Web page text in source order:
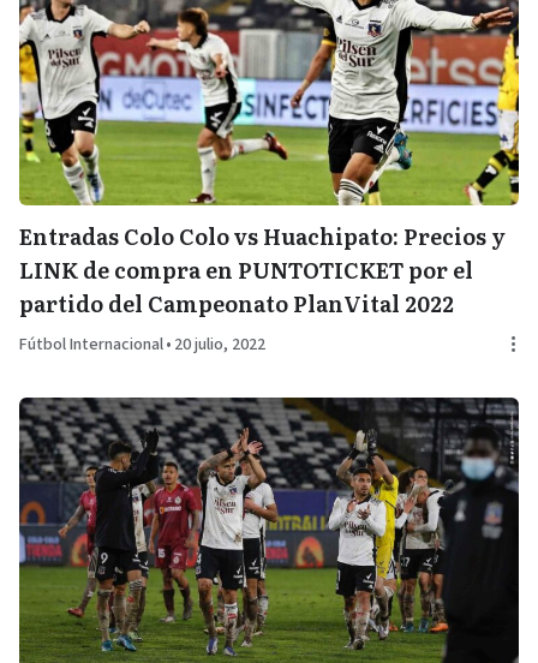
Entradas Colo Colo vs Huachipato: Precios y
LINK de compra en PUNTOTICKET por el
partido del Campeonato PlanVital 2022
Fútbol Internacional• 20 julio, 2022